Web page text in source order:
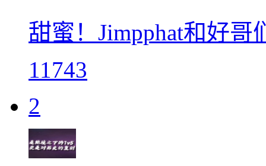
甜蜜！Jimpphat和好
11743
2